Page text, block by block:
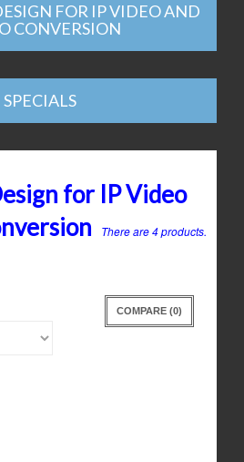
FOR IP VIDEO AND
CONVERSION
SPECIALS
for IP Video
There are 4 products.
COMPARE (0)